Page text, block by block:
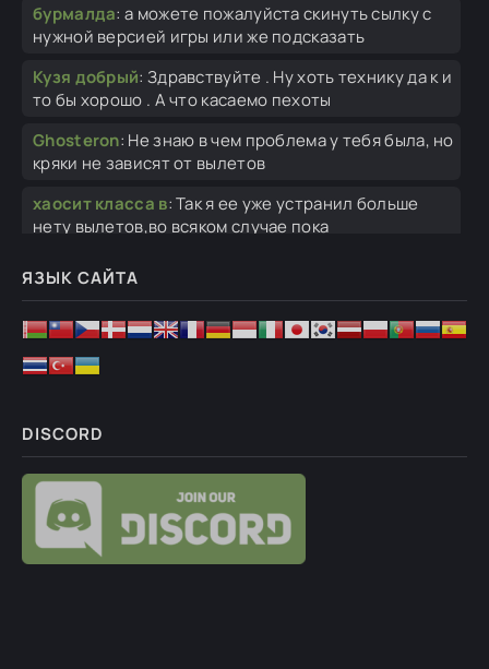
бурмалда:а можете пожалуйста скинуть сылку с
нужной версией игры или же подсказать
Кузя добрый: Здравствуйте . Ну хоть технику да к и
то бы хорошо . А что касаемо пехоты
Ghosteron: Не знаю в чем проблема у тебя была, но
кряки не зависят от вылетов
хаосит класса в:Так я ее уже устранил больше
нету вылетов,во всяком случае пока
Ghosteron:Мне любой скриншот ошибки хотя бы,
чтобы понять в чем проблема.
хаосит класса в:Вообщем сделал я , проблема
была в том ,что я наверно один из краков, не
kufdenis:а ствол то какой шикарный у типа на фоне
флага))))
Ghosteron :Привет. Скриншот ошибки.
хаосит класса в:Здравствуйте.У меня проблема я
ЯЗЫК САЙТА
DISCORD